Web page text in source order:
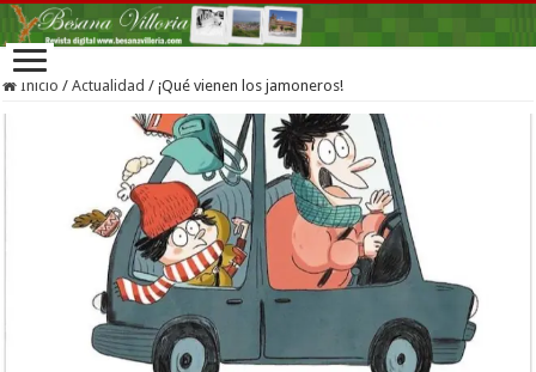
Inicio / Actualidad / ¡Qué vienen los jamoneros!